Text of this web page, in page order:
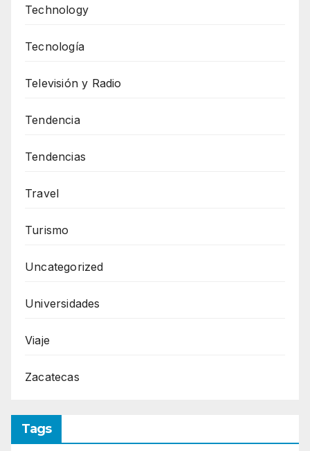
Technology
Tecnología
Televisión y Radio
Tendencia
Tendencias
Travel
Turismo
Uncategorized
Universidades
Viaje
Zacatecas
Tags